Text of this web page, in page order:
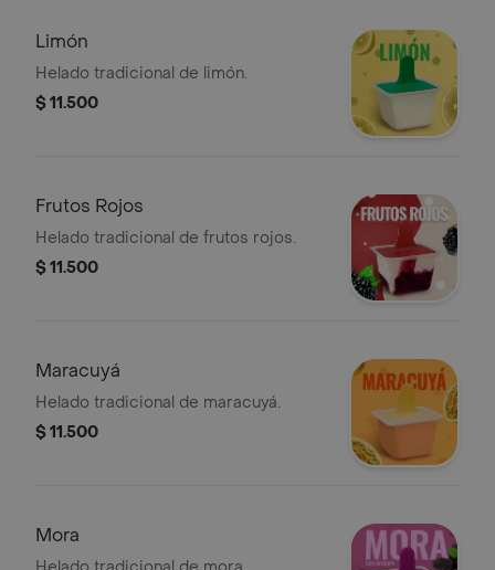
Limón
Helado tradicional de limón.
$ 11.500
Frutos Rojos
Helado tradicional de frutos rojos.
$ 11.500
Maracuyá
Helado tradicional de maracuyá.
$ 11.500
Mora